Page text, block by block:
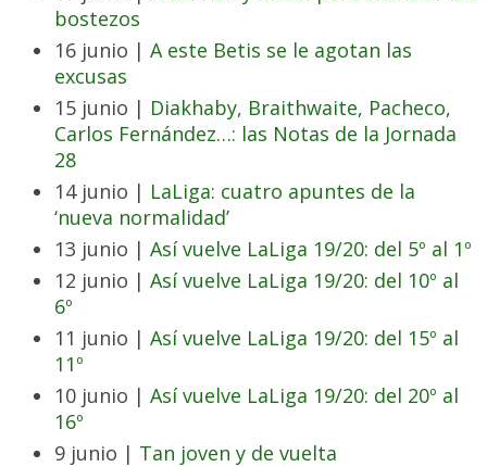
bostezos
16 junio | A este Betis se le agotan las
excusas
15 junio | Diakhaby, Braithwaite, Pacheco,
Carlos Fernández…: las Notas de la Jornada
28
14 junio | LaLiga: cuatro apuntes de la
‘nueva normalidad’
13 junio | Así vuelve LaLiga 19/20: del 5º al 1º
12 junio | Así vuelve LaLiga 19/20: del 10º al
6º
11 junio | Así vuelve LaLiga 19/20: del 15º al
11º
10 junio | Así vuelve LaLiga 19/20: del 20º al
16º
9 junio | Tan joven y de vuelta